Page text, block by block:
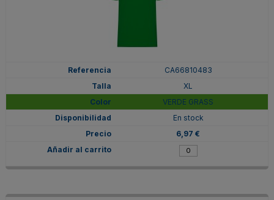
CA66810483
XL
VERDE GRASS
En stock
6,97 €